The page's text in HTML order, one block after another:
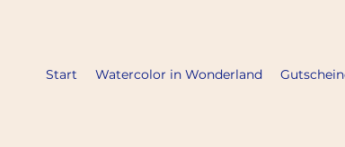
Start Watercolor in Wonderland